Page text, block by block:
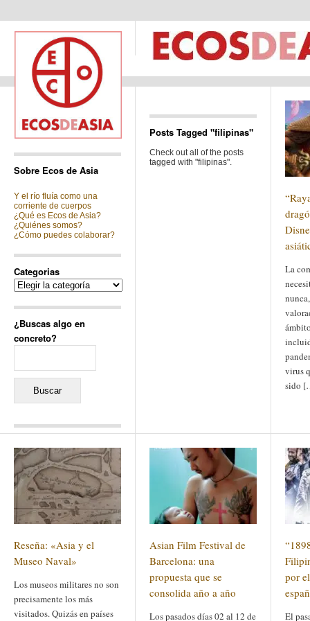
Sobre Ecos de Asia
Y el río fluía como una
corriente de cuerpos
¿Qué es Ecos de Asia?
¿Quiénes somos?
¿Cómo puedes colaborar?
Categorias
Categorias
¿Buscas algo en
concreto?
Jacquelineen«Recuerdos
de la Alhambra» y la
reinvención de un género
Yissen«Recuerdos de la
Alhambra» y la reinvención
de un género
Oscar Darío Rivero Gálvez
Japón conquista Okinawa
de Kutani
la Alhambra» y la
reinvención de un género
Posts Tagged "filipinas"
Check out all of the posts
tagged with "filipinas".
La
virus
sido
Reseña: «Asia y el
Museo Naval»
Los museos militares no son
precisamente los más
visitados. Quizás en países
Asian Film Festival de
Barcelona: una
propuesta que se
consolida año a año
Los pasados días 02 al 12 de
por
El